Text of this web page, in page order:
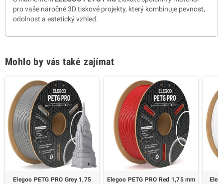
pro vaše náročné 3D tiskové projekty, který kombinuje pevnost,
odolnost a estetický vzhled.
Mohlo by vás také zajímat
Elegoo PETG PRO Grey 1,75
Elegoo PETG PRO Red 1,75 mm